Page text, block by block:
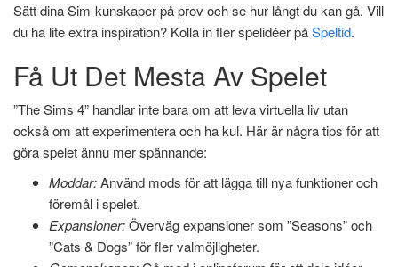
Sätt dina Sim-kunskaper på prov och se hur långt du kan gå. Vill
du ha lite extra inspiration? Kolla in fler spelidéer påSpeltid.
Få Ut Det Mesta Av Spelet
”The Sims 4” handlar inte bara om att leva virtuella liv utan
också om att experimentera och ha kul. Här är några tips för att
göra spelet ännu mer spännande:
Moddar:Använd mods för att lägga till nya funktioner och
föremål i spelet.
Expansioner:Överväg expansioner som ”Seasons” och
”Cats & Dogs” för fler valmöjligheter.